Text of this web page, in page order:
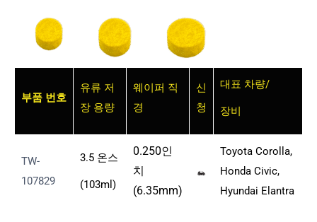
부품 번호
유류 저
장 용량
웨이퍼 직
경
신
청
대표 차량/
장비
TW-
107829
3.5 온스
(103ml)
0.250인
치
(6.35mm)
Toyota Corolla,
Honda Civic,
Hyundai Elantra